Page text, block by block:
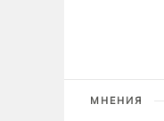
МНЕНИЯ